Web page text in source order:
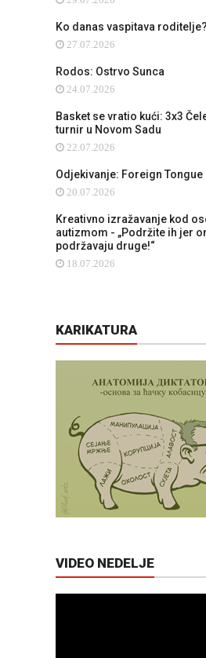
Ko danas vaspitava roditelje?
27.07.2026
Rodos: Ostrvo Sunca
24.07.2026
Basket se vratio kući: 3x3
turnir u Novom Sadu
22.07.2026
Odjekivanje: Foreign Tongue
20.07.2026
Kreativno izražavanje kod
autizmom - „Podržite ih jer
podržavaju druge!“
18.07.2026
KARIKATURA
VIDEO NEDELJE